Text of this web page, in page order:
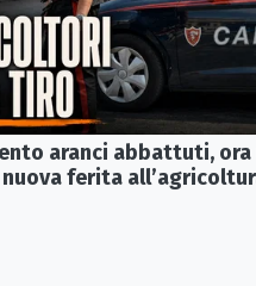
aranci abbattuti,
ferita